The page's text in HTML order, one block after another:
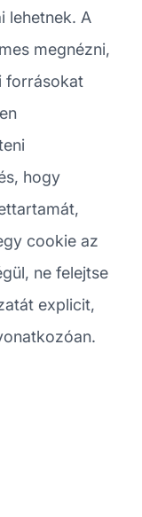
lehetnek. A
megnézni,
forrásokat
hogy
cookie az
ne felejtse
explicit,